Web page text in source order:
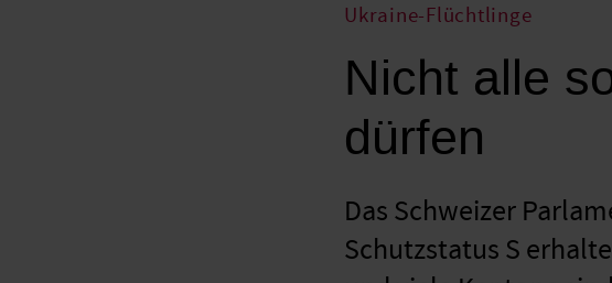
Ukraine-Flüchtlinge
Nicht alle
dürfen
Das Schweizer
Schutzstatus S